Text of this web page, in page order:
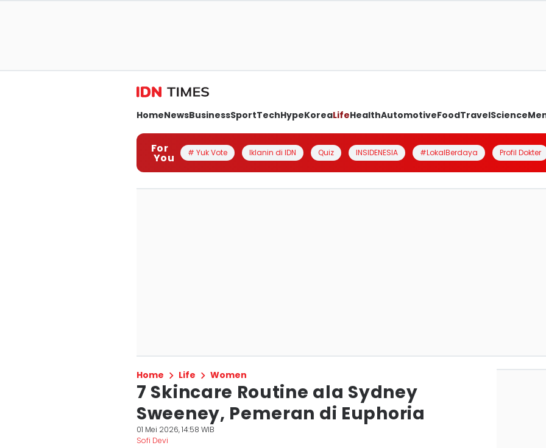
HomeNewsBusinessSportTechHypeKoreaLifeHealthAutomotiveFoodTravelScience
For
You # Yuk Vote Iklanin di IDN Quiz INSIDENESIA #LokalBerdaya Profil Dokter
Home Life Women
7 Skincare Routine ala Sydney
Sweeney, Pemeran di Euphoria
01 Mei 2026, 14:58 WIB
Sofi Devi